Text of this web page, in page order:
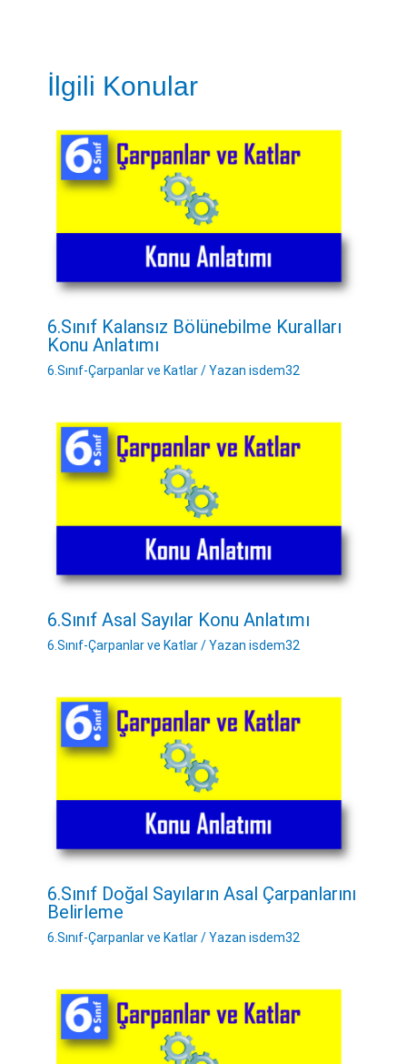
İlgili Konular
6.Sınıf Kalansız Bölünebilme Kuralları
Konu Anlatımı
6.Sınıf-Çarpanlar ve Katlar/ Yazan isdem32
6.Sınıf Asal Sayılar Konu Anlatımı
6.Sınıf-Çarpanlar ve Katlar/ Yazan isdem32
6.Sınıf Doğal Sayıların Asal Çarpanlarını
Belirleme
6.Sınıf-Çarpanlar ve Katlar/ Yazan isdem32